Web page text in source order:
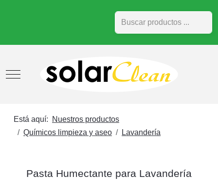
Buscar
Mobile Menu Toggle
Está aquí:
Nuestros productos
Químicos limpieza y aseo
Lavandería
Pasta Humectante para Lavandería